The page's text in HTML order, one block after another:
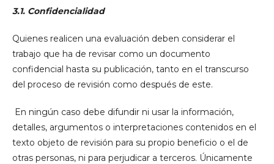
3.1. Confidencialidad
Quienes realicen una evaluación deben considerar el
trabajo que ha de revisar como un documento
confidencial hasta su publicación, tanto en el transcurso
del proceso de revisión como después de este.
En ningún caso debe difundir ni usar la información,
detalles, argumentos o interpretaciones contenidos en el
texto objeto de revisión para su propio beneficio o el de
otras personas, ni para perjudicar a terceros. Únicamente